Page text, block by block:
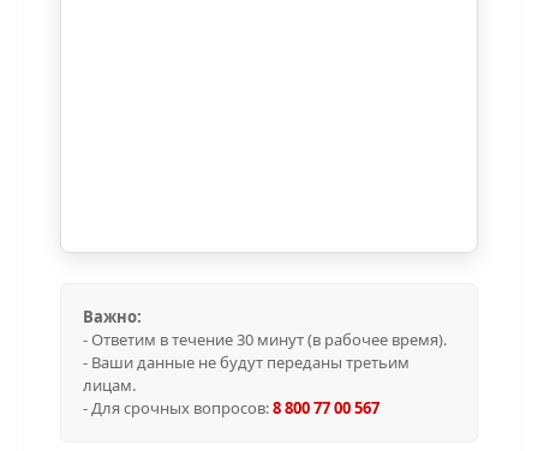
Важно:
- Ответим в течение 30 минут (в рабочее время).
- Ваши данные не будут переданы третьим
лицам.
- Для срочных вопросов:8 800 77 00 567